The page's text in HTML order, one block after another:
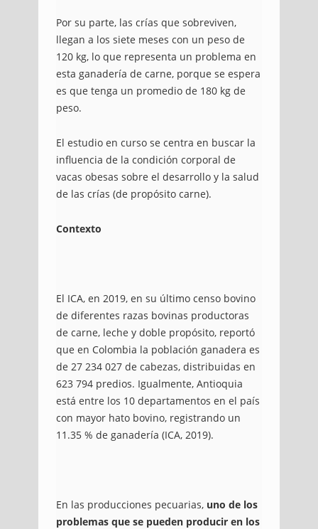
Por su parte, las crías que sobreviven,
llegan a los siete meses con un peso de
120 kg, lo que representa un problema en
esta ganadería de carne, porque se espera
es que tenga un promedio de 180 kg de
peso.
El estudio en curso se centra en buscar la
influencia de la condición corporal de
vacas obesas sobre el desarrollo y la salud
de las crías (de propósito carne).
Contexto
El ICA, en 2019, en su último censo bovino
de diferentes razas bovinas productoras
de carne, leche y doble propósito, reportó
que en Colombia la población ganadera es
de 27 234 027 de cabezas, distribuidas en
623 794 predios. Igualmente, Antioquia
está entre los 10 departamentos en el país
con mayor hato bovino, registrando un
11.35 % de ganadería (ICA, 2019).
En las producciones pecuarias, uno de los
problemas que se pueden producir en los